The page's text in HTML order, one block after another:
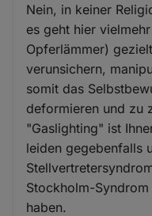
Nein, in keiner
es geht hier
Opferlämmer)
verunsichern,
somit das
deformieren und zu
"Gaslighting" ist
leiden gegebenfalls
Stockholm-
haben.